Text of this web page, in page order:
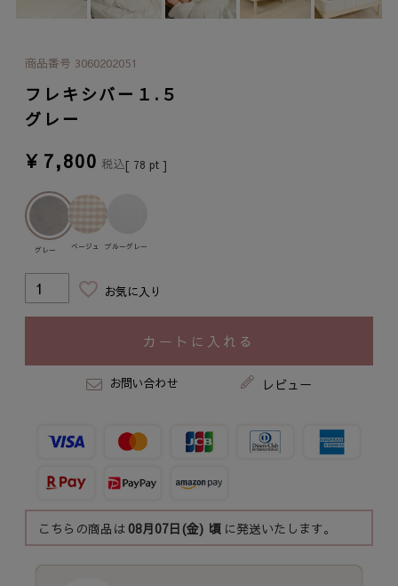
商品番号 3060202051
フレキシバー１.５
グレー
¥ 7,800 税込[ 78 pt ]
グレー ベージュ ブルーグレー
お気に入り
カートに入れる
お問い合わせ レビュー
こちらの商品は08月07日(金) 頃 に発送いたします。